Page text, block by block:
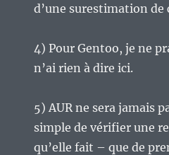
d’une surestimation de
4) Pour Gentoo, je ne
n’ai rien à dire ici.
5) AUR ne sera jamais
simple de vérifier une
qu’elle fait – que de